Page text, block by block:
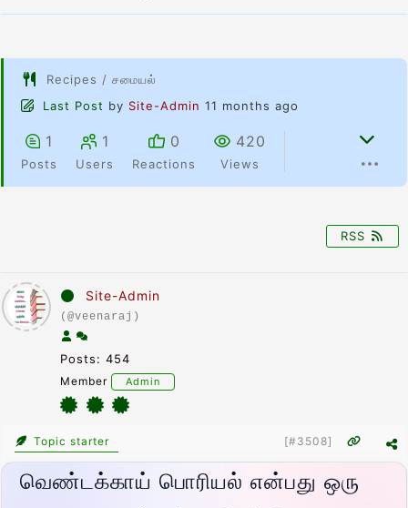
Recipes / சமையல்
Last Post by Site-Admin 11 months ago
1
Posts
1
Users
0
Reactions
420
Views
RSS
Site-Admin
(@veenaraj)
Posts: 454
Member Admin
Topic starter [#3508]
வெண்டக்காய் பொரியல் என்பது ஒரு